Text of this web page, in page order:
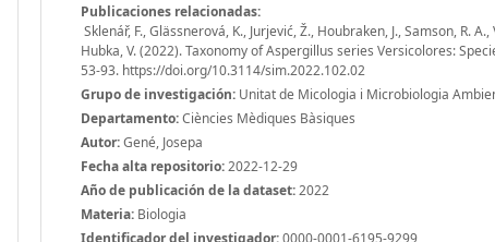
Publicaciones relacionadas:
Sklenář, F., Glässnerová, K., Jurjević, Ž., Houbraken, J., Samson, R.
Hubka, V. (2022). Taxonomy of Aspergillus series Versicolores:
53-93. https://doi.org/10.3114/sim.2022.102.02
Grupo de investigación: Unitat de Micologia i Microbiologia
Departamento:Ciències Mèdiques Bàsiques
Autor:Gené, Josepa
Fecha alta repositorio:2022-12-29
Año de publicación de la dataset:2022
Materia: Biologia
Identificador del investigador:0000-0001-6195-9299